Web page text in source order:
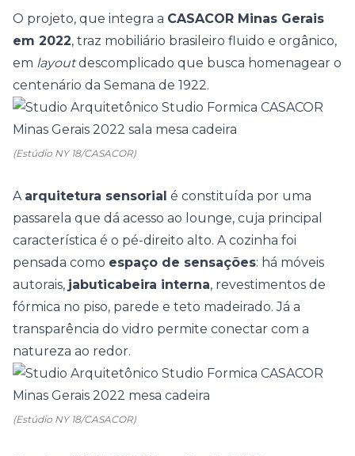
O projeto, que integra a CASACOR Minas Gerais
em 2022, traz mobiliário brasileiro fluido e orgânico,
em layoutdescomplicado que busca homenagear o
centenário da Semana de 1922.
(Estúdio NY 18/CASACOR)
A arquitetura sensorial é constituída por uma
passarela que dá acesso ao lounge, cuja principal
característica é o pé-direito alto. A cozinha foi
pensada como espaço de sensações: há móveis
autorais, jabuticabeira interna, revestimentos de
fórmica no piso, parede e teto madeirado. Já a
transparência do vidro permite conectar com a
natureza ao redor.
(Estúdio NY 18/CASACOR)